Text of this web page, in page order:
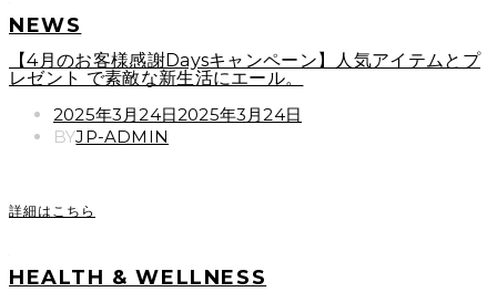
NEWS
【4月のお客様感謝Daysキャンペーン】人気アイテムとプ
レゼント で素敵な新生活にエール。
POSTED
ON
2025年3月24日2025年3月24日
BYJP-ADMIN
詳細はこちら
HEALTH & WELLNESS